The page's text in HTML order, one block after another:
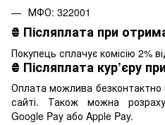
МФО: 322001
₴ Післяплата при
Покупець сплачує комісію 2%
₴ Післяплата кур’єру
Оплата можлива
сайті. Також можна
Google Pay або Apple Pay.